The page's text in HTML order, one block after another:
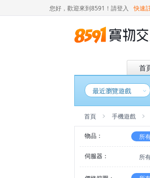
您好，歡迎來到8591！ 請登入 快速
首
最近瀏覽遊戲
首頁 手機遊戲
物品： 所
伺服器： 所